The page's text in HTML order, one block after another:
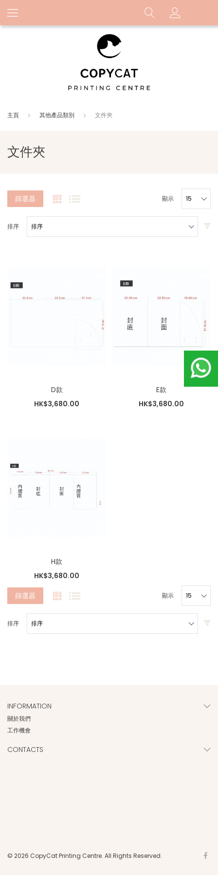
主頁 其他產品類別 文件夾
文件夾
篩選器
排序
顯示
D款
HK$3,680.00
E款
HK$3,680.00
H款
HK$3,680.00
篩選器
排序
顯示
INFORMATION
關於我們
工作機會
CONTACTS
© 2026 CopyCat Printing Centre. All Rights Reserved.